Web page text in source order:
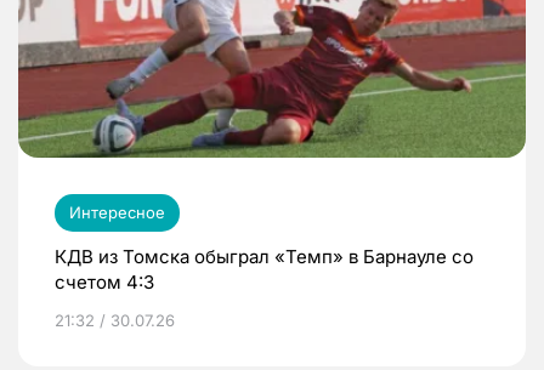
Интересное
КДВ из Томска обыграл «Темп» в Барнауле со
счетом 4:3
21:32 / 30.07.26